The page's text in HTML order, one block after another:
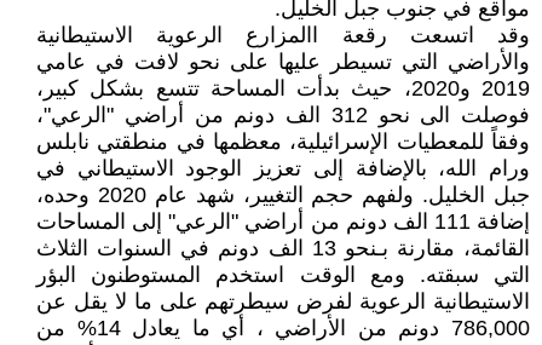
مواقع في جنوب جبل الخليل.
وقد اتسعت رقعة االمزارع الرعوية الاستيطانية
والأراضي التي تسيطر عليها على نحو لافت في عامي
2019 و2020، حيث بدأت المساحة تتسع بشكل كبير،
فوصلت الى نحو 312 الف دونم من أراضي "الرعي"،
وفقاً للمعطيات الإسرائيلية، معظمها في منطقتي نابلس
ورام الله، بالإضافة إلى تعزيز الوجود الاستيطاني في
جبل الخليل. ولفهم حجم التغيير، شهد عام 2020 وحده،
إضافة 111 الف دونم من أراضي "الرعي" إلى المساحات
القائمة، مقارنة بـنحو 13 الف دونم في السنوات الثلاث
التي سبقته. ومع الوقت استخدم المستوطنون البؤر
الاستيطانية الرعوية لفرض سيطرتهم على ما لا يقل عن
786,000 دونم من الأراضي ، أي ما يعادل 14% من